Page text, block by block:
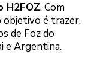
H2FOZ. Com
objetivo é trazer,
de Foz do
e Argentina.